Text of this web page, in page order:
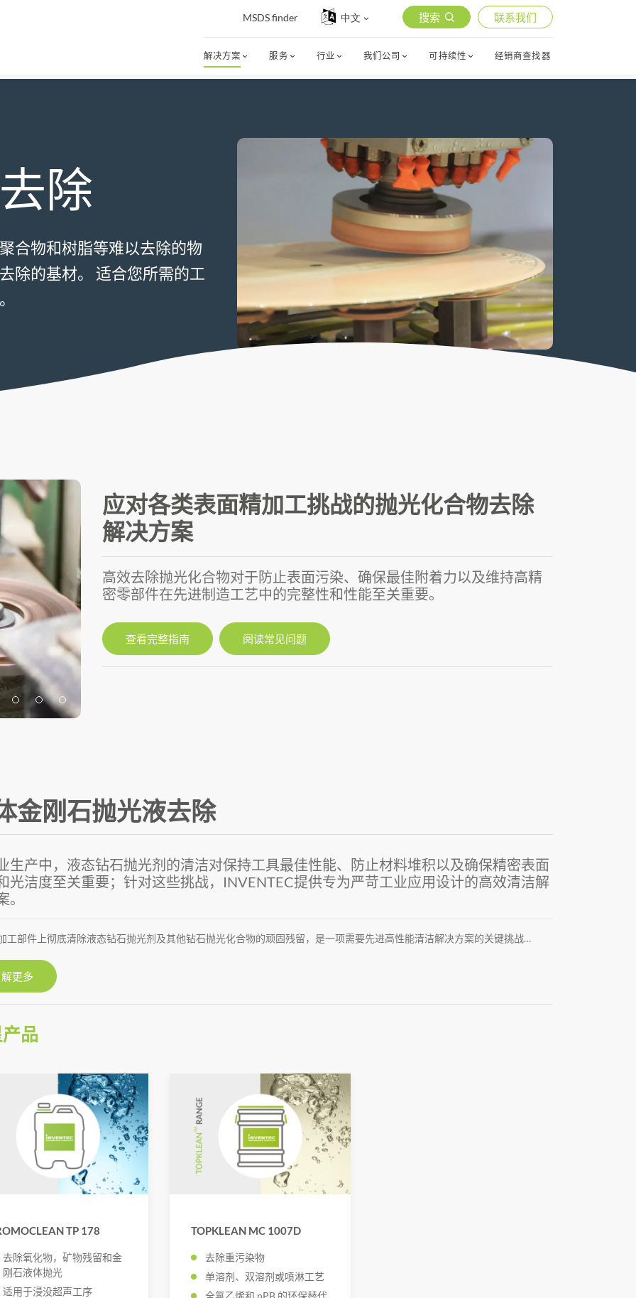
MSDS finder 中文 搜索 联系我们
解决方案 服务 行业 我们公司 可持续性 经销商查找器
除
合物和树脂等难以去除的物
除的基材。 适合您所需的工
应对各类表面精加工挑战的抛光化合物去除
解决方案
高效去除抛光化合物对于防止表面污染、确保最佳附着力以及维持高精
密零部件在先进制造工艺中的完整性和性能至关重要。
查看完整指南 阅读常见问题
金刚石抛光液去除
生产中，液态钻石抛光剂的清洁对保持工具最佳性能、防止材料堆积以及确保精密表面
光洁度至关重要；针对这些挑战，INVENTEC提供专为严苛工业应用设计的高效清洁解
。
工部件上彻底清除液态钻石抛光剂及其他钻石抛光化合物的顽固残留，是一项需要先进高性能清洁解决方案的关键挑战…
更多
品
TP 178
去除氧化物，矿物残留和金
刚石液体抛光
适用于浸没超声工序
TOPKLEAN MC 1007D
去除重污染物
单溶剂、双溶剂或喷淋工艺